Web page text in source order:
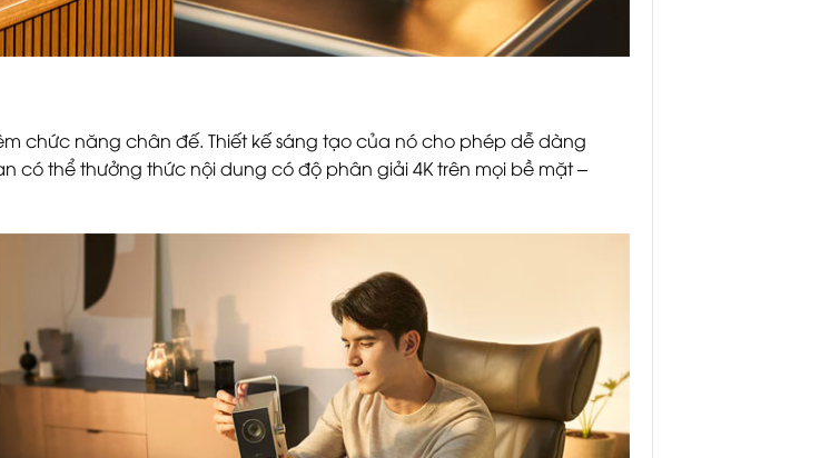
chức năng chân đế. Thiết kế sáng tạo của nó cho phép dễ dàng
có thể thưởng thức nội dung có độ phân giải 4K trên mọi bề mặt –